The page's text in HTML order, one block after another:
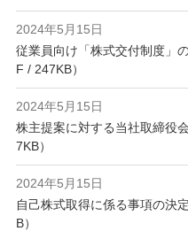
2024年5月15日
従業員向け「株式交付制度」
F / 247KB）
2024年5月15日
株主提案に対する当社取締役
7KB）
2024年5月15日
自己株式取得に係る事項の決
B）